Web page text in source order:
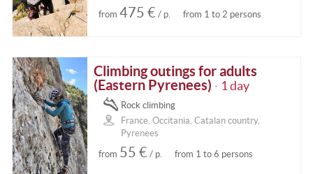
from 475 € / p. from 1 to 2 persons
Climbing outings for adults
(Eastern Pyrenees)
• 1 day
Rock climbing
France, Occitania, Catalan country,
Pyrenees
from 55 € / p. from 1 to 6 persons